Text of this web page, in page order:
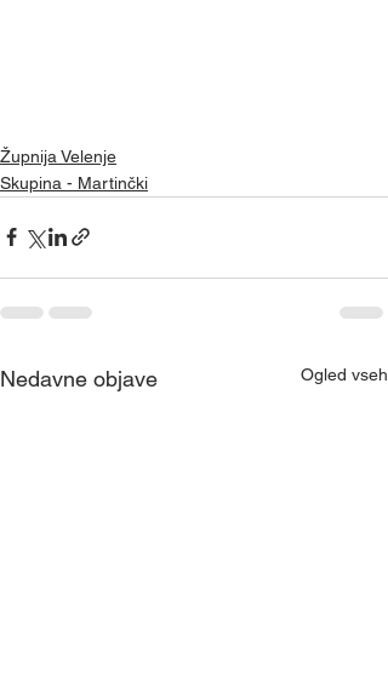
Župnija Velenje
Skupina - Martinčki
Nedavne objave Ogled vseh